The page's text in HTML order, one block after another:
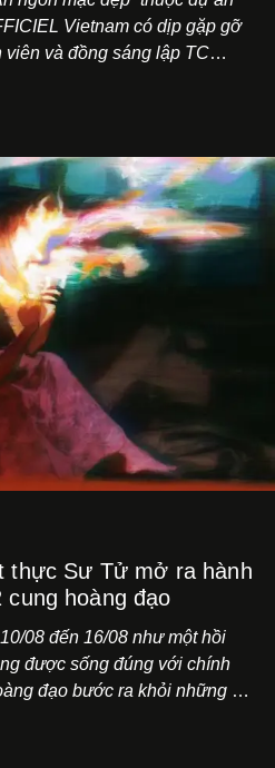
Vietnam có dịp gặp gỡ
và đồng sáng lập TC
thực Sư Tử mở ra hành
hoàng đạo
08 đến 16/08 như một hồi
được sống đúng với chính
đạo bước ra khỏi những vỏ